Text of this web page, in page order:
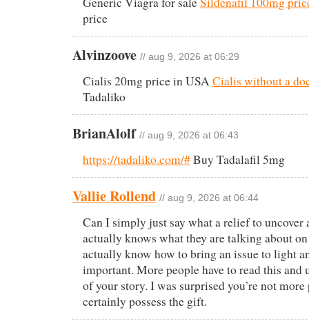
price
Alvinzoove // aug 9, 2026 at 06:29
Cialis 20mg price in USA Cialis without a
Tadaliko
BrianAlolf // aug 9, 2026 at 06:43
https://tadaliko.com/#Buy Tadalafil 5mg
Vallie Rollend // aug 9, 2026 at 06:44
Can I simply just say what a relief to uncover
actually knows what they are talking about
actually know how to bring an issue to light
important. More people have to read this and
of your story. I was surprised you’re not
certainly possess the gift.